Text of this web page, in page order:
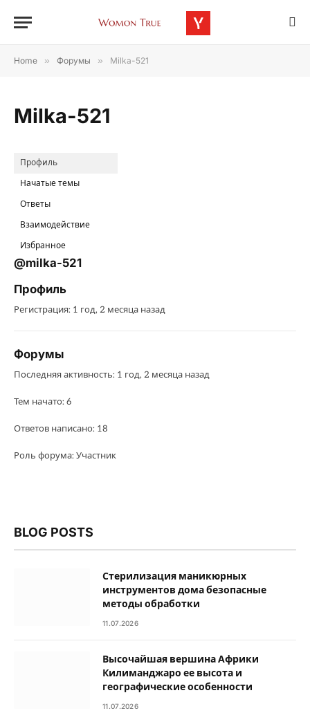
Home » Форумы » Milka-521
Milka-521
Профиль
Начатые темы
Ответы
Взаимодействие
Избранное
@milka-521
Профиль
Регистрация: 1 год, 2 месяца назад
Форумы
Последняя активность: 1 год, 2 месяца назад
Тем начато: 6
Ответов написано: 18
Роль форума: Участник
BLOG POSTS
Стерилизация маникюрных
инструментов дома безопасные
методы обработки
11.07.2026
Высочайшая вершина Африки
Килиманджаро ее высота и
географические особенности
11.07.2026